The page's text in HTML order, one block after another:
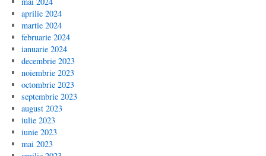
aprilie 2024
martie 2024
februarie 2024
ianuarie 2024
decembrie 2023
noiembrie 2023
octombrie 2023
septembrie 2023
august 2023
iulie 2023
iunie 2023
mai 2023